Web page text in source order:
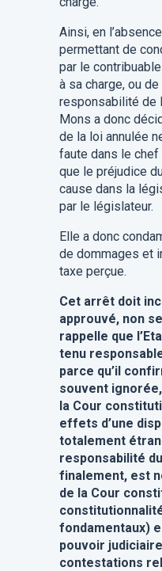
Ainsi, en
permettant de
par le
à sa charge, ou
responsabilité de
Mons a donc
de la loi annulée
faute dans le chef
que le préjudice
cause dans la
par le législateur.
Elle a donc
de dommages et
taxe perçue.
Cet arrêt doit
approuvé, non
rappelle que
tenu
parce qu’il
souvent
la Cour
effets d’une
totalement
responsabilité
finalement, est
de la Cour
fondamentaux)
pouvoir
contestations